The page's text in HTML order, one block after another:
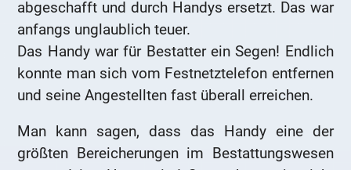
abgeschafft und durch Handys ersetzt. Das war
anfangs unglaublich teuer.
Das Handy war für Bestatter ein Segen! Endlich
konnte man sich vom Festnetztelefon entfernen
und seine Angestellten fast überall erreichen.
Man kann sagen, dass das Handy eine der
größten Bereicherungen im Bestattungswesen